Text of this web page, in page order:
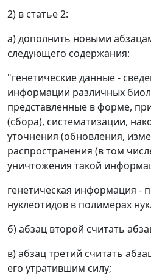
2) в статье 2:
а) дополнить новыми
следующего содержания:
"генетические данные -
информации различных
представленные в форме,
(сбора), систематизации,
уточнения (обновления,
распространения (в том
уничтожения такой
генетическая информация -
нуклеотидов в полимерах
б) абзац второй считать
в) абзац третий считать
его утратившим силу;